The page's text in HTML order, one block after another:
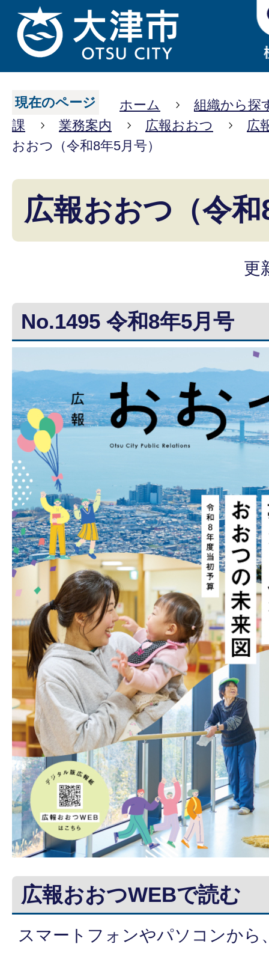
現在のページ ホーム
組織から探
課
業務案内 広報おおつ
広
おおつ（令和8年5月号）
広報おおつ（令
更
No.1495 令和8年5月号
広報おおつWEBで読む
スマートフォンやパソコンから